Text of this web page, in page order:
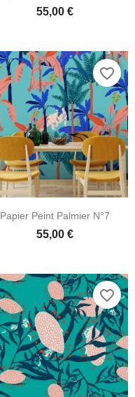
55,00 €
Papier Peint Palmier N°7
55,00 €
favorite_border
favorite_border